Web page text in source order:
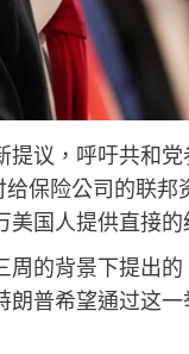
议，呼吁共和
保险公司的联
国人提供直接的
的背景下提出
普希望通过这